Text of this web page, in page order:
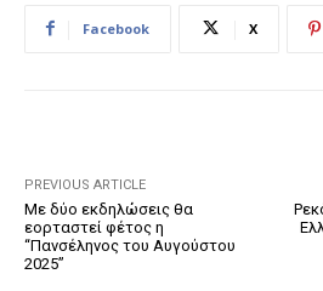
Facebook X
PREVIOUS ARTICLE
Με δύο εκδηλώσεις θα
εορταστεί φέτος η
“Πανσέληνος του Αυγούστου
2025”